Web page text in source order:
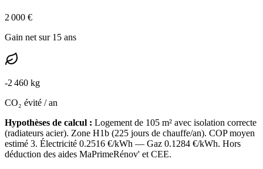
2 000 €
Gain net sur 15 ans
-2 460 kg
CO₂ évité / an
Hypothèses de calcul : Logement de 105 m² avec isolation correcte
(radiateurs acier). Zone H1b (225 jours de chauffe/an). COP moyen
estimé 3. Électricité 0.2516 €/kWh — Gaz 0.1284 €/kWh. Hors
déduction des aides MaPrimeRénov' et CEE.